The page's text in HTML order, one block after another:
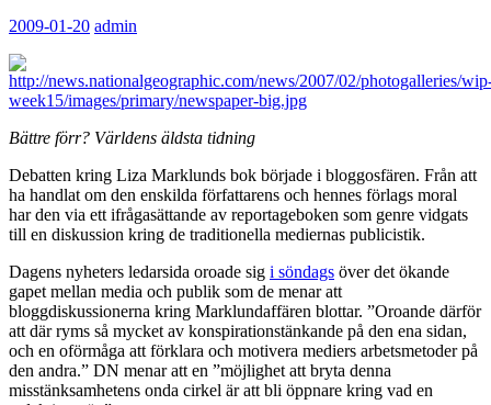
2009-01-20 admin
Bättre förr? Världens äldsta tidning
Debatten kring Liza Marklunds bok började i bloggosfären. Från att
ha handlat om den enskilda författarens och hennes förlags moral
har den via ett ifrågasättande av reportageboken som genre vidgats
till en diskussion kring de traditionella mediernas publicistik.
Dagens nyheters ledarsida oroade sig i söndags över det ökande
gapet mellan media och publik som de menar att
bloggdiskussionerna kring Marklundaffären blottar. ”Oroande därför
att där ryms så mycket av konspirationstänkande på den ena sidan,
och en oförmåga att förklara och motivera mediers arbetsmetoder på
den andra.” DN menar att en ”möjlighet att bryta denna
misstänksamhetens onda cirkel är att bli öppnare kring vad en